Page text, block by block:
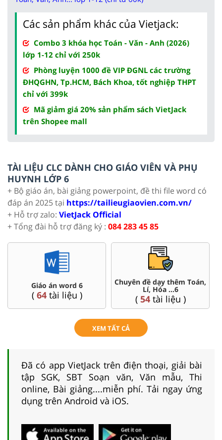
Các sản phẩm khác của Vietjack:
Combo 3 khóa học Toán - Văn - Anh (2026)
lớp 1-12 chỉ với 250k
Phòng luyện 1000 đề VIP ĐGNL các trường
ĐHQGHN, Tp.HCM, Bách Khoa, tốt nghiệp THPT
chỉ với 399k
Mã giảm giá 20% sản phẩm sách VietJack
trên Shopee mall
TÀI LIỆU CLC DÀNH CHO GIÁO VIÊN VÀ PHỤ
HUYNH LỚP 6
+ Bộ giáo án, bài giảng powerpoint, đề thi file word có
đáp án 2025 tại https://tailieugiaovien.com.vn/
+ Hỗ trợ zalo: VietJack Official
+ Tổng đài hỗ trợ đăng ký : 084 283 45 85
Giáo án word 6
( 64tài liệu )
Chuyên đề dạy thêm Toán,
Lí, Hóa ...6
( 54tài liệu )
XEM TẤT CẢ
Đã có app VietJack trên điện thoại, giải bài
tập SGK, SBT Soạn văn, Văn mẫu, Thi
online, Bài giảng....miễn phí. Tải ngay ứng
dụng trên Android và iOS.